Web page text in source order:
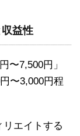
益性
〜7,500円」
〜3,000円程
エイトする